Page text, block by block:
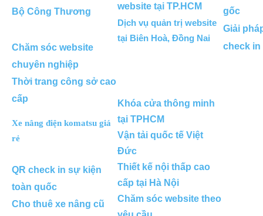
Bộ Công Thương
Chăm sóc website
chuyên nghiệp
Thời trang công sở cao
cấp
Xe nâng điện komatsu giá
rẻ
QR check in sự kiện
toàn quốc
Cho thuê xe nâng cũ
website tại TP.HCM
Dịch vụ quản trị website
tại Biên Hoà, Đồng Nai
Khóa cửa thông minh
tại TPHCM
Vận tải quốc tế Việt
Đức
Thiết kế nội thấp cao
cấp tại Hà Nội
Chăm sóc website theo
gốc
Giải
check